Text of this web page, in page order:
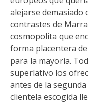
alejarse demasiado
contrastes de
cosmopolita que
forma placentera
para la mayoría.
superlativo los
antes de la
clientela escogida